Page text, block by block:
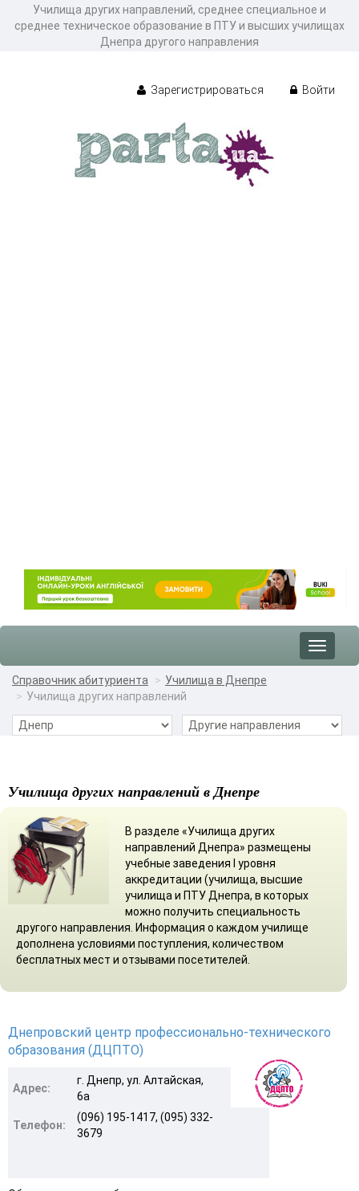
Училища других направлений, среднее специальное и
среднее техническое образование в ПТУ и высших училищах
Днепра другого направления
Зарегистрироваться Войти
Toggle
Справочник абитуриента
Училища в Днепре
Училища других направлений
Училища других направлений в Днепре
В разделе «Училища других
направлений Днепра» размещены
учебные заведения І уровня
аккредитации (училища, высшие
училища и ПТУ Днепра, в которых
можно получить специальность
другого направления. Информация о каждом училище
дополнена условиями поступления, количеством
бесплатных мест и отзывами посетителей.
Днепровский центр профессионально-технического
образования (ДЦПТО)
Адрес:
г. Днепр, ул. Алтайская,
6а
Телефон:
(096) 195-1417, (095) 332-
3679